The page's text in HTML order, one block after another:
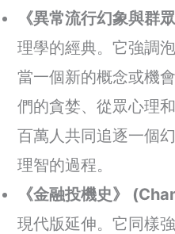
《異常流行幻象與群
理學的經典。它強調
當一個新的概念或機
們的貪婪、從眾心理
百萬人共同追逐一個
理智的過程。
《金融投機史》
現代版延伸。它同樣